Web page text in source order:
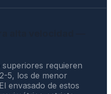
requieren
5, los de menor
envasado de estos